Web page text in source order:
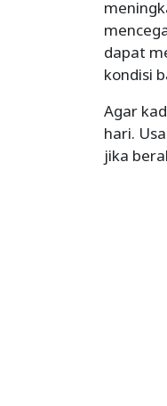
dapat
kondisi
Agar
hari.
jika